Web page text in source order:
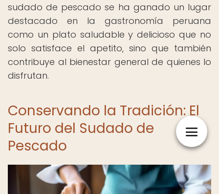
sudado de pescado se ha ganado un lugar
destacado en la gastronomía peruana
como un plato saludable y delicioso que no
solo satisface el apetito, sino que también
contribuye al bienestar general de quienes lo
disfrutan.
Conservando la Tradición: El
Futuro del Sudado de
Pescado